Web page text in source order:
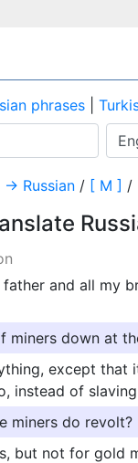
phrases
→ Russian / [ M ] /
and all my
miners down at
except that
instead of
miners do revolt?
but not for gold